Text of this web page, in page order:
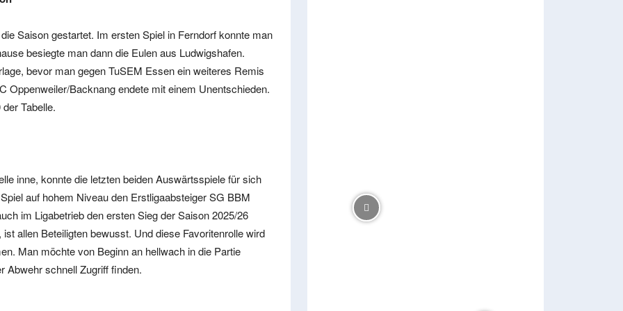
Saison gestartet. Im ersten Spiel in Ferndorf konnte man
besiegte man dann die Eulen aus Ludwigshafen.
bevor man gegen TuSEM Essen ein weiteres Remis
Oppenweiler/Backnang endete mit einem Unentschieden.
Tabelle.
inne, konnte die letzten beiden Auswärtsspiele für sich
auf hohem Niveau den Erstligaabsteiger SG BBM
im Ligabetrieb den ersten Sieg der Saison 2025/26
allen Beteiligten bewusst. Und diese Favoritenrolle wird
Man möchte von Beginn an hellwach in die Partie
Abwehr schnell Zugriff finden.